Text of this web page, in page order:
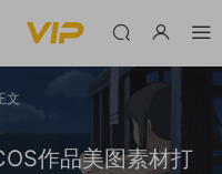
文
作品美图素材打